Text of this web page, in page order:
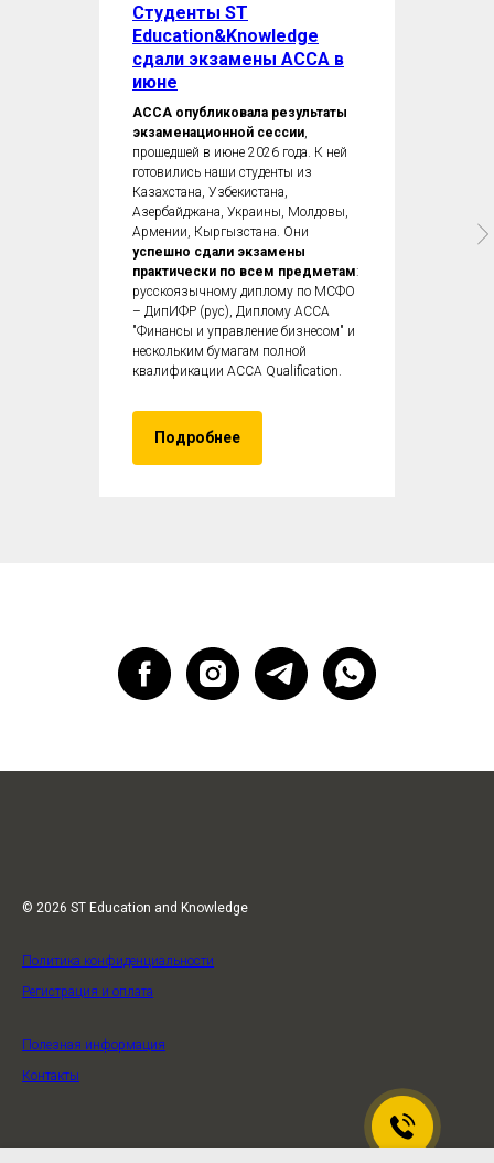
Студенты ST
Education&Knowledge
сдали экзамены ACCA в
июне
ACCA опубликовала результаты
экзаменационной сессии,
прошедшей в июне 2026 года. К ней
готовились наши студенты из
Казахстана, Узбекистана,
Азербайджана, Украины, Молдовы,
Армении, Кыргызстана. Они
успешно сдали экзамены
практически по всем предметам:
русскоязычному диплому по МСФО
– ДипИФР (рус), Диплому ACCA
"Финансы и управление бизнесом" и
нескольким бумагам полной
квалификации ACCA Qualification.
Подробнее
© 2026 ST Education and Knowledge
Политика конфиденциальности
Регистрация и оплата
Полезная информация
Контакты